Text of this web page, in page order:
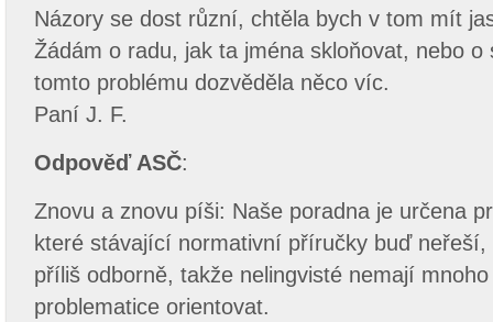
Názory se dost různí, chtěla bych v tom mít
Žádám o radu, jak ta jména skloňovat, nebo
tomto problému dozvěděla něco víc.
Paní J. F.
Odpověď ASČ:
Znovu a znovu píši: Naše poradna je určena
které stávající normativní příručky buď
příliš odborně, takže nelingvisté nemají
problematice orientovat.